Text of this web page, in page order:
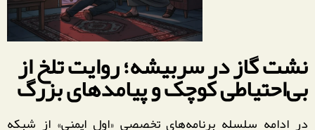
نشت گاز در سربیشه؛ روایت تلخ از
بی‌احتیاطی کوچک و پیامدهای بزرگ
در ادامه سلسله برنامه‌های تخصصی «اول ایمنی» از شبکه